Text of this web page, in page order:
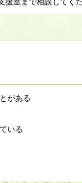
室まで相談してくだ
がある
いる